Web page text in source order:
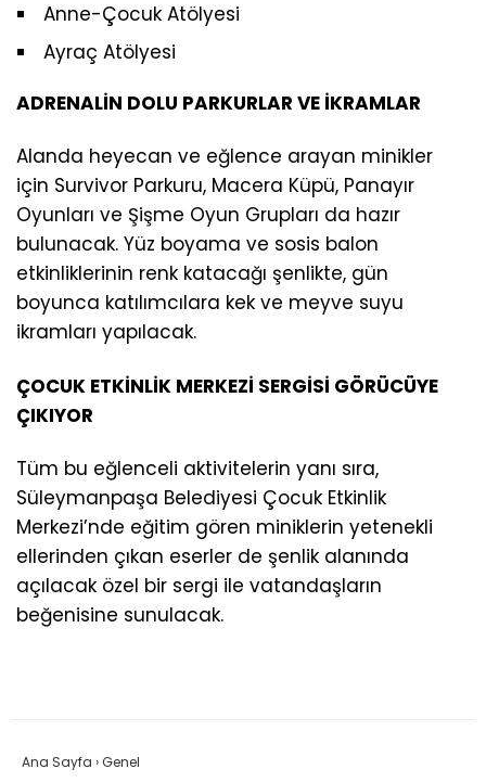
Anne-Çocuk Atölyesi
Ayraç Atölyesi
ADRENALİN DOLU PARKURLAR VE İKRAMLAR
Alanda heyecan ve eğlence arayan minikler
için Survivor Parkuru, Macera Küpü, Panayır
Oyunları ve Şişme Oyun Grupları da hazır
bulunacak. Yüz boyama ve sosis balon
etkinliklerinin renk katacağı şenlikte, gün
boyunca katılımcılara kek ve meyve suyu
ikramları yapılacak.
ÇOCUK ETKİNLİK MERKEZİ SERGİSİ GÖRÜCÜYE
ÇIKIYOR
Tüm bu eğlenceli aktivitelerin yanı sıra,
Süleymanpaşa Belediyesi Çocuk Etkinlik
Merkezi’nde eğitim gören miniklerin yetenekli
ellerinden çıkan eserler de şenlik alanında
açılacak özel bir sergi ile vatandaşların
beğenisine sunulacak.
Ana Sayfa ›Genel